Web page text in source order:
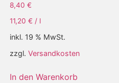
8,40 €
11,20 € / l
inkl. 19 % MwSt.
zzgl. Versandkosten
In den Warenkorb